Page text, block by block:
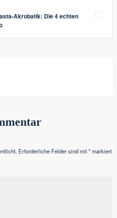
Akrobatik: Die 4 echten
Erforderliche Felder sind mit*markiert